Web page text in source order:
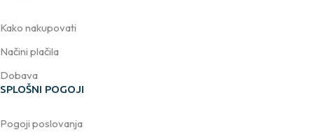
Kako nakupovati
Načini plačila
Dobava
SPLOŠNI POGOJI
Pogoji poslovanja